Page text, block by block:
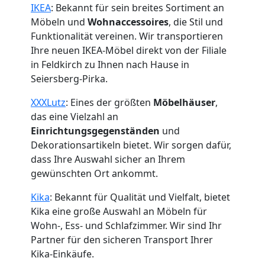
IKEA: Bekannt für sein breites Sortiment an
Möbeln und Wohnaccessoires, die Stil und
Funktionalität vereinen. Wir transportieren
Ihre neuen IKEA-Möbel direkt von der Filiale
in Feldkirch zu Ihnen nach Hause in
Seiersberg-Pirka.
XXXLutz: Eines der größten Möbelhäuser,
das eine Vielzahl an
Einrichtungsgegenständen und
Dekorationsartikeln bietet. Wir sorgen dafür,
dass Ihre Auswahl sicher an Ihrem
gewünschten Ort ankommt.
Kika: Bekannt für Qualität und Vielfalt, bietet
Kika eine große Auswahl an Möbeln für
Wohn-, Ess- und Schlafzimmer. Wir sind Ihr
Partner für den sicheren Transport Ihrer
Kika-Einkäufe.